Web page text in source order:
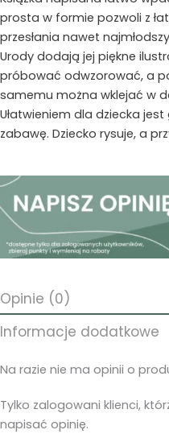
prosta w formie pozwoli z
przesłania nawet
Urody dodają jej piękne
próbować odwzorować, a
samemu można wklejać w
Ułatwieniem dla dziecka
zabawę. Dziecko rysuje, a
Opinie (0)
Informacje dodatkowe
Na razie nie ma opinii o
Tylko zalogowani klienci,
napisać opinię.